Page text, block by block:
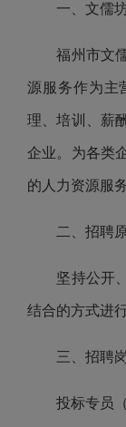
一、 文儒
福州市文
源服务作为主
理、培训、薪
企业。为各类
的人力资源服务
二、招聘
坚持公开
结合的方式进
三、招聘
投标专员 （